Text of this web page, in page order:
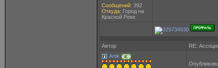
Сообщений: 392
Откуда: Город на
Красной Реке
Автор
RE:
Artik